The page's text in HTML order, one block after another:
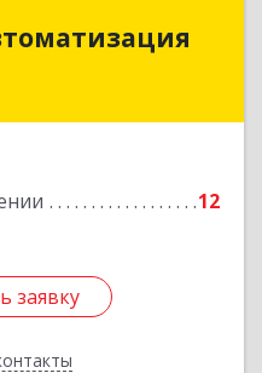
12
заявку
Кувандыкский р-н,
заявку